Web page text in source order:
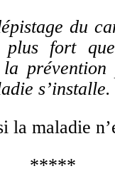
du
fort
prévention
s’installe.
la maladie
*****